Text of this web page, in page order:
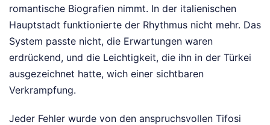
romantische Biografien nimmt. In der italienischen
Hauptstadt funktionierte der Rhythmus nicht mehr. Das
System passte nicht, die Erwartungen waren
erdrückend, und die Leichtigkeit, die ihn in der Türkei
ausgezeichnet hatte, wich einer sichtbaren
Verkrampfung.
Jeder Fehler wurde von den anspruchsvollen Tifosi